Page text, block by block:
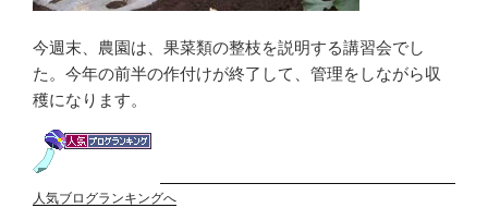
今週末、農園は、果菜類の整枝を説明する講習会でし
た。今年の前半の作付けが終了して、管理をしながら収
穫になります。
人気ブログランキングへ